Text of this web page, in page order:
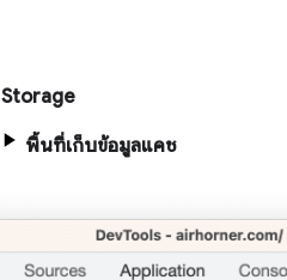
Storage
พื้นที่เก็บข้อมูลแคช